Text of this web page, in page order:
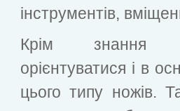
інструментів,
Крім знання
орієнтуватися і в
цього типу ножів.